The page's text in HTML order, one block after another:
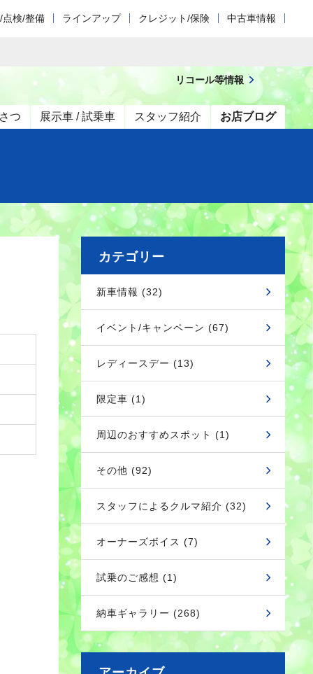
点検/整備 ラインアップ クレジット/保険 中古車情報
つ 展示車 / 試乗車 スタッフ紹介 お店ブログ
リコール等情報
カテゴリー
新車情報 (32)
イベント/キャンペーン (67)
レディースデー (13)
限定車 (1)
周辺のおすすめスポット (1)
その他 (92)
スタッフによるクルマ紹介 (32)
オーナーズボイス (7)
試乗のご感想 (1)
納車ギャラリー (268)